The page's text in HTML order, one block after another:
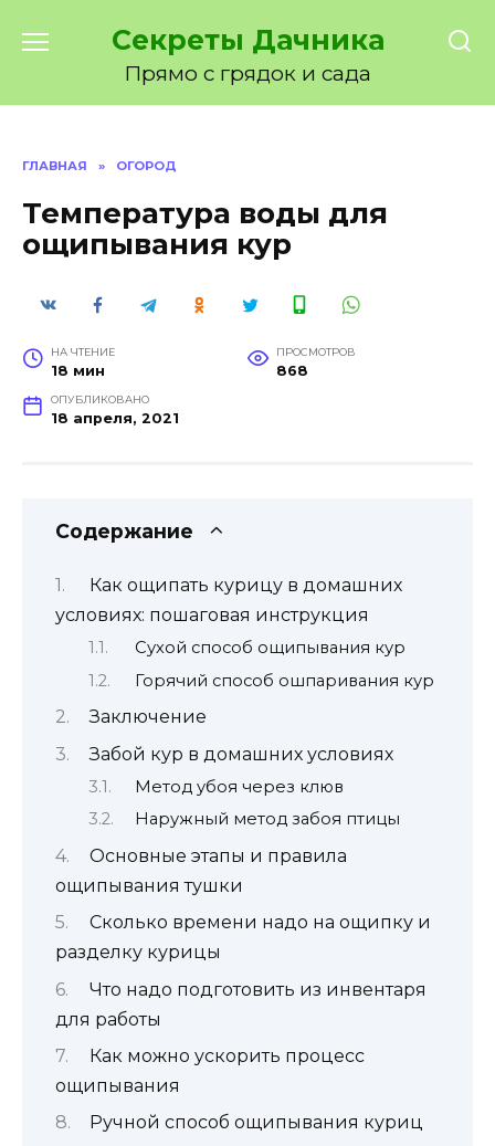
Секреты Дачника
Прямо с грядок и сада
ГЛАВНАЯ » ОГОРОД
Температура воды для
ощипывания кур
НА ЧТЕНИЕ
18 мин
ПРОСМОТРОВ
868
ОПУБЛИКОВАНО
18 апреля, 2021
Содержание
Как ощипать курицу в домашних
условиях: пошаговая инструкция
Сухой способ ощипывания кур
Горячий способ ошпаривания кур
Заключение
Забой кур в домашних условиях
Метод убоя через клюв
Наружный метод забоя птицы
Основные этапы и правила
ощипывания тушки
Сколько времени надо на ощипку и
разделку курицы
Что надо подготовить из инвентаря
для работы
Как можно ускорить процесс
ощипывания
Ручной способ ощипывания куриц